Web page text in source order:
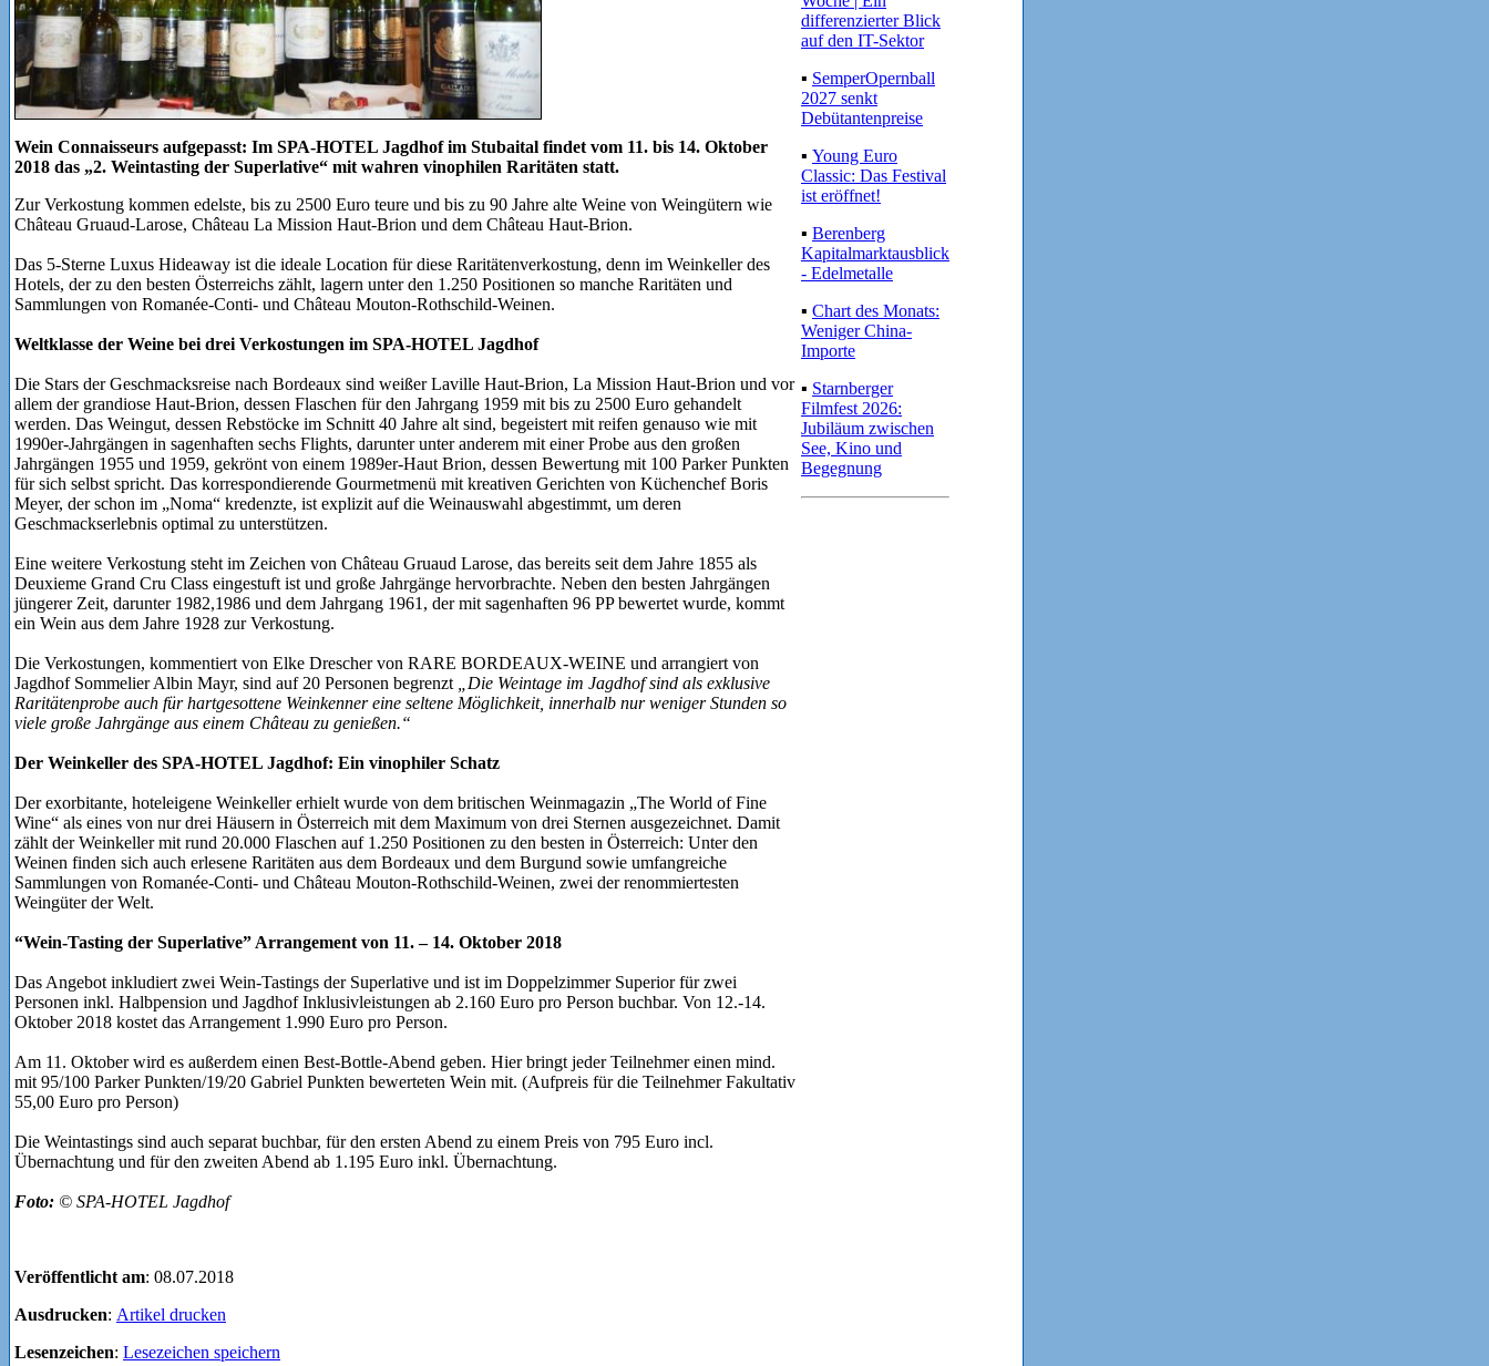
Wein Connaisseurs aufgepasst: Im SPA-HOTEL Jagdhof im Stubaital findet vom 11. bis 14. Oktober
2018 das „2. Weintasting der Superlative“ mit wahren vinophilen Raritäten statt.
Zur Verkostung kommen edelste, bis zu 2500 Euro teure und bis zu 90 Jahre alte Weine von Weingütern wie
Château Gruaud-Larose, Château La Mission Haut-Brion und dem Château Haut-Brion.
Das 5-Sterne Luxus Hideaway ist die ideale Location für diese Raritätenverkostung, denn im Weinkeller des
Hotels, der zu den besten Österreichs zählt, lagern unter den 1.250 Positionen so manche Raritäten und
Sammlungen von Romanée-Conti- und Château Mouton-Rothschild-Weinen.
Weltklasse der Weine bei drei Verkostungen im SPA-HOTEL Jagdhof
Die Stars der Geschmacksreise nach Bordeaux sind weißer Laville Haut-Brion, La Mission Haut-Brion und vor
allem der grandiose Haut-Brion, dessen Flaschen für den Jahrgang 1959 mit bis zu 2500 Euro gehandelt
werden. Das Weingut, dessen Rebstöcke im Schnitt 40 Jahre alt sind, begeistert mit reifen genauso wie mit
1990er-Jahrgängen in sagenhaften sechs Flights, darunter unter anderem mit einer Probe aus den großen
Jahrgängen 1955 und 1959, gekrönt von einem 1989er-Haut Brion, dessen Bewertung mit 100 Parker Punkten
für sich selbst spricht. Das korrespondierende Gourmetmenü mit kreativen Gerichten von Küchenchef Boris
Meyer, der schon im „Noma“ kredenzte, ist explizit auf die Weinauswahl abgestimmt, um deren
Geschmackserlebnis optimal zu unterstützen.
Eine weitere Verkostung steht im Zeichen von Château Gruaud Larose, das bereits seit dem Jahre 1855 als
Deuxieme Grand Cru Class eingestuft ist und große Jahrgänge hervorbrachte. Neben den besten Jahrgängen
jüngerer Zeit, darunter 1982,1986 und dem Jahrgang 1961, der mit sagenhaften 96 PP bewertet wurde, kommt
ein Wein aus dem Jahre 1928 zur Verkostung.
Die Verkostungen, kommentiert von Elke Drescher von RARE BORDEAUX-WEINE und arrangiert von
Jagdhof Sommelier Albin Mayr, sind auf 20 Personen begrenzt
„Die Weintage im Jagdhof sind als exklusive
Raritätenprobe auch für hartgesottene Weinkenner eine seltene Möglichkeit, innerhalb nur weniger Stunden so
viele große Jahrgänge aus einem Château zu genießen.“
Der Weinkeller des SPA-HOTEL Jagdhof: Ein vinophiler Schatz
Der exorbitante, hoteleigene Weinkeller erhielt wurde von dem britischen Weinmagazin „The World of Fine
Wine“ als eines von nur drei Häusern in Österreich mit dem Maximum von drei Sternen ausgezeichnet. Damit
zählt der Weinkeller mit rund 20.000 Flaschen auf 1.250 Positionen zu den besten in Österreich: Unter den
Weinen finden sich auch erlesene Raritäten aus dem Bordeaux und dem Burgund sowie umfangreiche
Sammlungen von Romanée-Conti- und Château Mouton-Rothschild-Weinen, zwei der renommiertesten
Weingüter der Welt.
“Wein-Tasting der Superlative” Arrangement von 11. – 14. Oktober 2018
Das Angebot inkludiert zwei Wein-Tastings der Superlative und ist im Doppelzimmer Superior für zwei
Personen inkl. Halbpension und Jagdhof Inklusivleistungen ab 2.160 Euro pro Person buchbar. Von 12.-14.
Oktober 2018 kostet das Arrangement 1.990 Euro pro Person.
Am 11. Oktober wird es außerdem einen Best-Bottle-Abend geben. Hier bringt jeder Teilnehmer einen mind.
mit 95/100 Parker Punkten/19/20 Gabriel Punkten bewerteten Wein mit. (Aufpreis für die Teilnehmer Fakultativ
55,00 Euro pro Person)
Die Weintastings sind auch separat buchbar, für den ersten Abend zu einem Preis von 795 Euro incl.
Übernachtung und für den zweiten Abend ab 1.195 Euro inkl. Übernachtung.
Foto: © SPA-HOTEL Jagdhof
Veröffentlicht am: 08.07.2018
Ausdrucken: Artikel drucken
Lesenzeichen: Lesezeichen speichern
differenzierter Blick
auf den IT-Sektor
▪ SemperOpernball
2027 senkt
Debütantenpreise
▪ Young Euro
Classic: Das Festival
ist eröffnet!
▪ Berenberg
Kapitalmarktausblick
- Edelmetalle
▪ Chart des Monats:
Weniger China-
Importe
▪ Starnberger
Filmfest 2026:
Jubiläum zwischen
See, Kino und
Begegnung